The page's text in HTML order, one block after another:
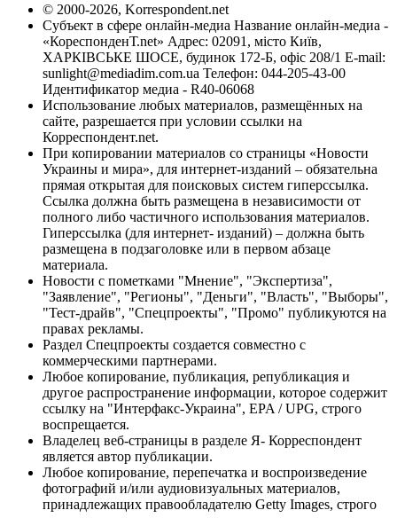
© 2000-2026, Korrespondent.net
Субъект в сфере онлайн-медиа Название онлайн-медиа -
«КореспонденТ.net» Адрес: 02091, місто Київ,
ХАРКІВСЬКЕ ШОСЕ, будинок 172-Б, офіс 208/1 E-mail:
sunlight@mediadim.com.ua Телефон: 044-205-43-00
Идентификатор медиа - R40-06068
Использование любых материалов, размещённых на
сайте, разрешается при условии ссылки на
Корреспондент.net.
При копировании материалов со страницы «Новости
Украины и мира», для интернет-изданий – обязательна
прямая открытая для поисковых систем гиперссылка.
Ссылка должна быть размещена в независимости от
полного либо частичного использования материалов.
Гиперссылка (для интернет- изданий) – должна быть
размещена в подзаголовке или в первом абзаце
материала.
Новости с пометками "Мнение", "Экспертиза",
"Заявление", "Регионы", "Деньги", "Власть", "Выборы",
"Тест-драйв", "Спецпроекты", "Промо" публикуются на
правах рекламы.
Раздел Спецпроекты создается совместно с
коммерческими партнерами.
Любое копирование, публикация, републикация и
другое распространение информации, которое содержит
ссылку на "Интерфакс-Украина", EPA / UPG, строго
воспрещается.
Владелец веб-страницы в разделе Я- Корреспондент
является автор публикации.
Любое копирование, перепечатка и воспроизведение
фотографий и/или аудиовизуальных материалов,
принадлежащих правообладателю Getty Images, строго